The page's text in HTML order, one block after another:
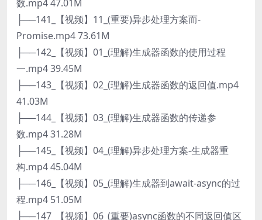
数.mp4 47.01M
├──141_【视频】11_(重要)异步处理方案而-
Promise.mp4 73.61M
├──142_【视频】01_(理解)生成器函数的使用过程
一.mp4 39.45M
├──143_【视频】02_(理解)生成器函数的返回值.mp4
41.03M
├──144_【视频】03_(理解)生成器函数的传递参
数.mp4 31.28M
├──145_【视频】04_(理解)异步处理方案-生成器重
构.mp4 45.04M
├──146_【视频】05_(理解)生成器到await-async的过
程.mp4 51.05M
├──147_【视频】06_(重要)async函数的不同返回值区